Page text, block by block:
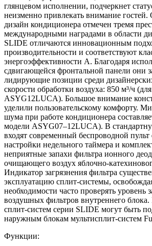
глянцевом исполнении, подчеркнет
неизменно привлекать внимание
дизайн кондиционера отмечен тремя
международными наградами в области
SLIDE отличаются инновационным
производительности и соответствуют
энергоэффективности А. Благодаря
сдвигающейся фронтальной панели они
лидирующие позиции среди
скорости обработки воздуха: 850 м³/ч
ASYG12LUCA). Большое внимание
уделили пользовательскому комфорту.
шума при работе кондиционера
модели ASYG07–12LUCA). В
входят современный беспроводной
настройки недельного таймера и
неприятные запахи фильтра ионного
очищающего воздух яблочно-
Индикатор загрязнения фильтра
эксплуатацию сплит-системы,
необходимости часто проверять уровень
воздушных фильтров внутреннего
сплит-систем серии SLIDE могут быть
наружным блокам мультисплит-систем
Функции: